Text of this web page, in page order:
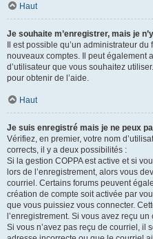
Haut
Je souhaite m’enregistrer, mais je
Il est possible qu’un administrateur
nouveaux comptes. Il peut également
d’utilisateur que vous souhaitez
pour obtenir de l’aide.
Haut
Je suis enregistré mais je ne peux
Vérifiez, en premier, votre nom
corrects, il y a deux possibilités :
Si la gestion COPPA est active et si
lors de l’enregistrement, alors vous
courriel. Certains forums peuvent
création de compte soit activée par
que vous puissiez vous connecter.
l’enregistrement. Si vous avez reçu
Si vous n’avez pas reçu de courriel, il